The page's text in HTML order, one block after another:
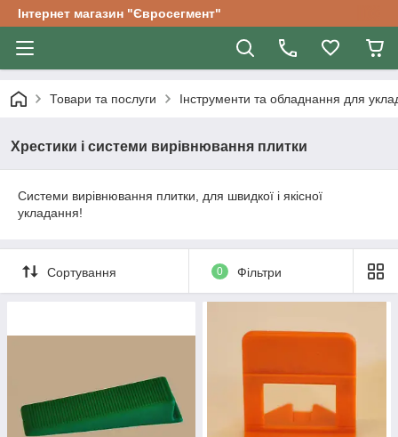
Інтернет магазин "Євросегмент"
Товари та послуги Інструменти та обладнання для
Хрестики і системи вирівнювання плитки
Системи вирівнювання плитки, для швидкої і якісної
укладання!
Сортування 0 Фільтри